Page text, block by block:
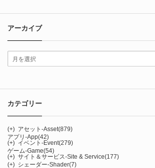
アーカイブ
カテゴリー
(+) アセット-Asset(879)
アプリ-App(42)
(+) イベント-Event(279)
ゲーム-Game(54)
(+) サイト＆サービス-Site & Service(177)
(+) シェーダー-Shader(7)